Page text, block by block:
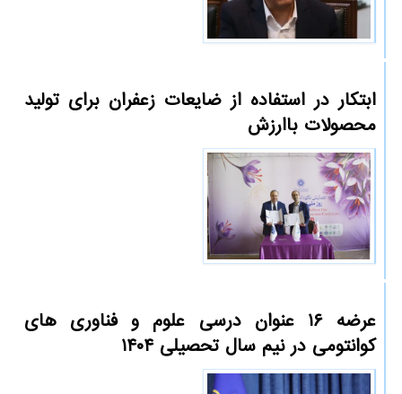
ابتکار در استفاده از ضایعات زعفران برای تولید
محصولات باارزش
عرضه ۱۶ عنوان درسی علوم و فناوری های
کوانتومی در نیم سال تحصیلی ۱۴۰۴